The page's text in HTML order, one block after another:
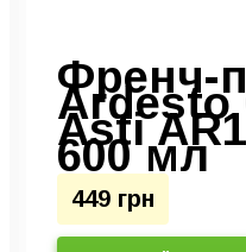
Френч-
Ardesto
Asti
600 мл
449 грн